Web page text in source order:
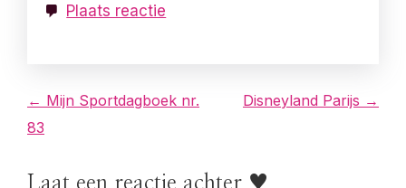
Plaats reactie
B
e
← Mijn Sportdagboek nr.
83
Disneyland Parijs →
Laat een reactie achter ♥